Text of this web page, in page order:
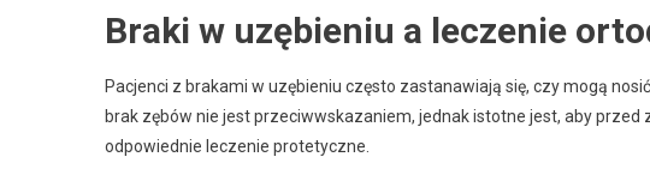
Braki w uzębieniu a leczenie
Pacjenci z brakami w uzębieniu często zastanawiają się, czy mogą
brak zębów nie jest przeciwwskazaniem, jednak istotne jest, aby przed
odpowiednie leczenie protetyczne.